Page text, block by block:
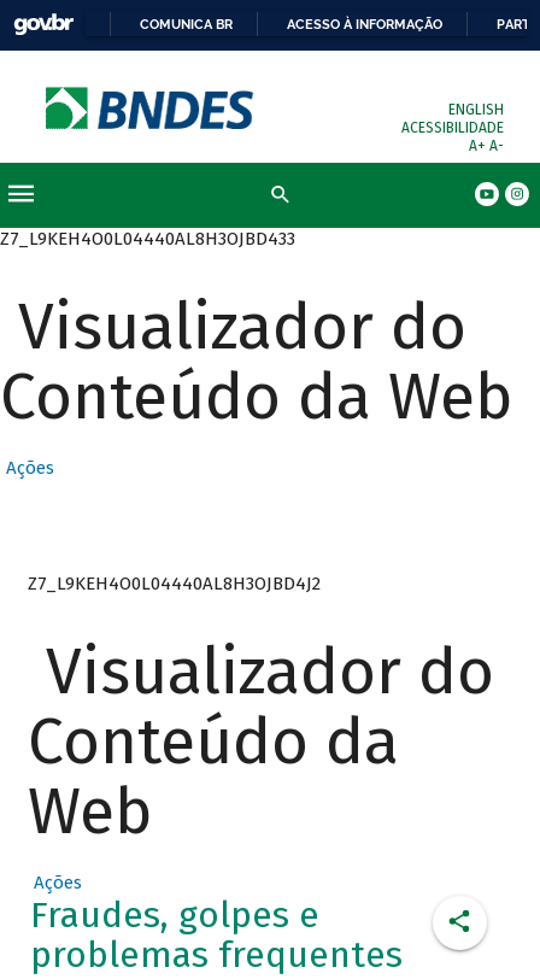
COMUNICA BR ACESSO À INFORMAÇÃO
ENGLISH
ACESSIBILIDADE
A+ A-
Z7_L9KEH4O0L04440AL8H3OJBD433
Visualizador do
Conteúdo da Web
Ações
Z7_L9KEH4O0L04440AL8H3OJBD4J2
Visualizador do
Conteúdo da
Web
Ações
Fraudes, golpes e
problemas frequentes